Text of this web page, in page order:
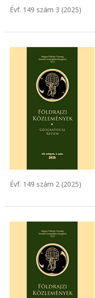
Évf. 149 szám 3 (2025)
Évf. 149 szám 2 (2025)